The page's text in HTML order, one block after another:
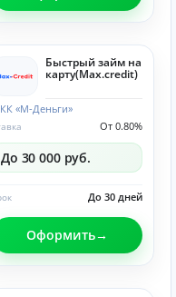
Быстрый займ на
карту(Max.credit)
«М-Деньги»
От 0.80%
До 30 000 руб.
До 30 дней
Оформить